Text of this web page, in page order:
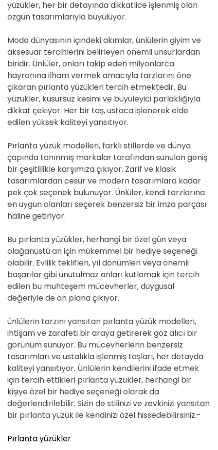
yüzükler, her bir detayında dikkatlice işlenmiş olan
özgün tasarımlarıyla büyülüyor.
Moda dünyasının içindeki akımlar, ünlülerin giyim ve
aksesuar tercihlerini belirleyen önemli unsurlardan
biridir. Ünlüler, onları takip eden milyonlarca
hayranına ilham vermek amacıyla tarzlarını öne
çıkaran pırlanta yüzükleri tercih etmektedir. Bu
yüzükler, kusursuz kesimi ve büyüleyici parlaklığıyla
dikkat çekiyor. Her bir taş, ustaca işlenerek elde
edilen yüksek kaliteyi yansıtıyor.
Pırlanta yüzük modelleri, farklı stillerde ve dünya
çapında tanınmış markalar tarafından sunulan geniş
bir çeşitlilikle karşımıza çıkıyor. Zarif ve klasik
tasarımlardan cesur ve modern tasarımlara kadar
pek çok seçenek bulunuyor. Ünlüler, kendi tarzlarına
en uygun olanları seçerek benzersiz bir imza parçası
haline getiriyor.
Bu pırlanta yüzükler, herhangi bir özel gün veya
olağanüstü an için mükemmel bir hediye seçeneği
olabilir. Evlilik teklifleri, yıl dönümleri veya önemli
başarılar gibi unutulmaz anları kutlamak için tercih
edilen bu muhteşem mücevherler, duygusal
değeriyle de ön plana çıkıyor.
ünlülerin tarzını yansıtan pırlanta yüzük modelleri,
ihtişam ve zarafeti bir araya getirerek göz alıcı bir
görünüm sunuyor. Bu mücevherlerin benzersiz
tasarımları ve ustalıkla işlenmiş taşları, her detayda
kaliteyi yansıtıyor. Ünlülerin kendilerini ifade etmek
için tercih ettikleri pırlanta yüzükler, herhangi bir
kişiye özel bir hediye seçeneği olarak da
değerlendirilebilir. Sizin de stilinizi ve zevkinizi yansıtan
bir pırlanta yüzük ile kendinizi özel hissedebilirsiniz.-
Pırlanta yüzükler